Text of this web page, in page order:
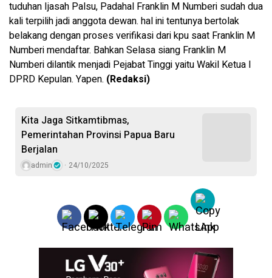
tuduhan Ijasah Palsu, Padahal Franklin M Numberi sudah dua
kali terpilih jadi anggota dewan. hal ini tentunya bertolak
belakang dengan proses verifikasi dari kpu saat Franklin M
Numberi mendaftar. Bahkan Selasa siang Franklin M
Numberi dilantik menjadi Pejabat Tinggi yaitu Wakil Ketua I
DPRD Kepulan. Yapen. (Redaksi)
Kita Jaga Sitkamtibmas,
Pemerintahan Provinsi Papua Baru
Berjalan
admin 24/10/2025